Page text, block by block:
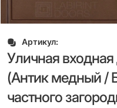
Артикул:
Уличная
(Антик медный /
частного